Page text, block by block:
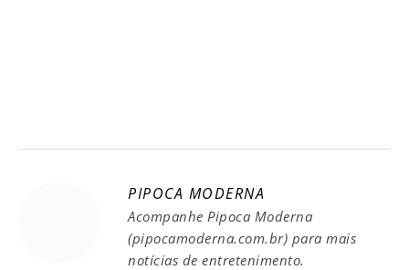
PIPOCA MODERNA
Acompanhe Pipoca Moderna
(pipocamoderna.com.br) para mais
notícias de entretenimento.